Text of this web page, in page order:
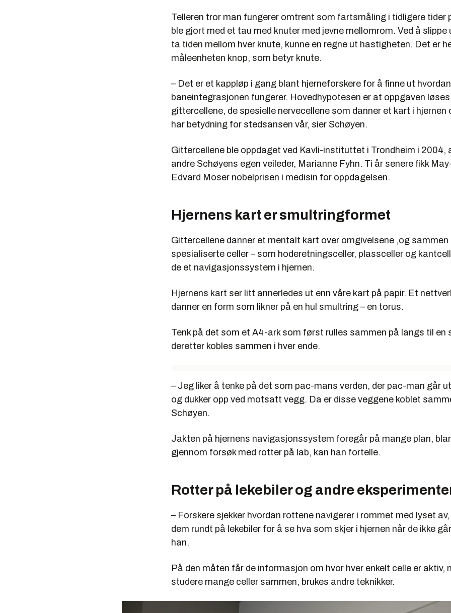
Telleren tror man fungerer omtrent som fartsmåling i tidligere tider
ble gjort med et tau med knuter med jevne mellomrom. Ved å
ta tiden mellom hver knute, kunne en regne ut hastigheten. Det er
måleenheten knop, som betyr knute.
– Det er et kappløp i gang blant hjerneforskere for å finne ut hvordan
baneintegrasjonen fungerer. Hovedhypotesen er at oppgaven
gittercellene, de spesielle nervecellene som danner et kart i hjernen
har betydning for stedsansen vår, sier Schøyen.
Gittercellene ble oppdaget ved Kavli-instituttet i Trondheim i 2004,
andre Schøyens egen veileder, Marianne Fyhn. Ti år senere fikk
Edvard Moser nobelprisen i medisin for oppdagelsen.
Hjernens kart er smultringformet
Gittercellene danner et mentalt kart over omgivelsene ,og sammen
spesialiserte celler – som hoderetningsceller, plassceller og
de et navigasjonssystem i hjernen.
Hjernens kart ser litt annerledes ut enn våre kart på papir. Et
danner en form som likner på en hul smultring – en torus.
Tenk på det som et A4-ark som først rulles sammen på langs til en
deretter kobles sammen i hver ende.
– Jeg liker å tenke på det som pac-mans verden, der pac-man går
og dukker opp ved motsatt vegg. Da er disse veggene koblet
Schøyen.
Jakten på hjernens navigasjonssystem foregår på mange plan,
gjennom forsøk med rotter på lab, kan han fortelle.
Rotter på lekebiler og andre
– Forskere sjekker hvordan rottene navigerer i rommet med lyset
dem rundt på lekebiler for å se hva som skjer i hjernen når de ikke
han.
På den måten får de informasjon om hvor hver enkelt celle er aktiv,
studere mange celler sammen, brukes andre teknikker.